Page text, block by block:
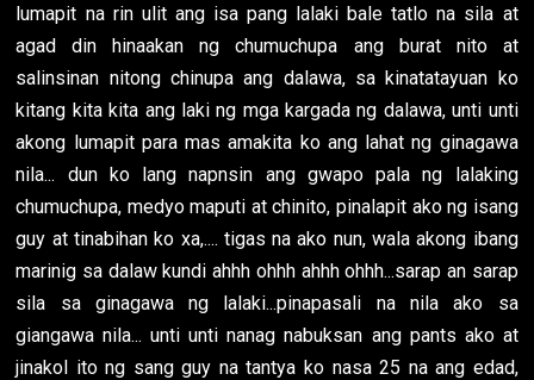
lumapit na rin ulit ang isa pang lalaki bale tatlo na sila at
agad din hinaakan ng chumuchupa ang burat nito at
salinsinan nitong chinupa ang dalawa, sa kinatatayuan ko
kitang kita kita ang laki ng mga kargada ng dalawa, unti unti
akong lumapit para mas amakita ko ang lahat ng ginagawa
nila... dun ko lang napnsin ang gwapo pala ng lalaking
chumuchupa, medyo maputi at chinito, pinalapit ako ng isang
guy at tinabihan ko xa,.... tigas na ako nun, wala akong ibang
marinig sa dalaw kundi ahhh ohhh ahhh ohhh...sarap an sarap
sila sa ginagawa ng lalaki...pinapasali na nila ako sa
giangawa nila... unti unti nanag nabuksan ang pants ako at
jinakol ito ng sang guy na tantya ko nasa 25 na ang edad,